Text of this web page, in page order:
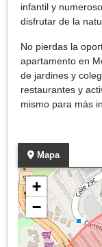
infantil y
disfrutar de la
No pierdas la
apartamento en
de jardines y
restaurantes y
mismo para más
Mapa
+
−